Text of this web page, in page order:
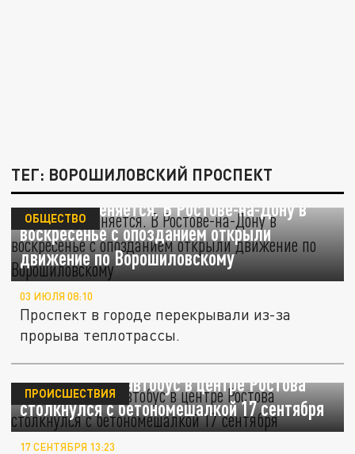
ТЕГ: ВОРОШИЛОВСКИЙ ПРОСПЕКТ
Пробка отменяется. В Ростове-на-Дону в
воскресенье с опозданием открыли
движение по Ворошиловскому
ОБЩЕСТВО
03 ИЮЛЯ 08:10
Проспект в городе перекрывали из-за
прорыва теплотрассы.
Пассажирский автобус в центре Ростова
столкнулся с бетономешалкой 17 сентября
ПРОИСШЕСТВИЯ
17 СЕНТЯБРЯ 13:23